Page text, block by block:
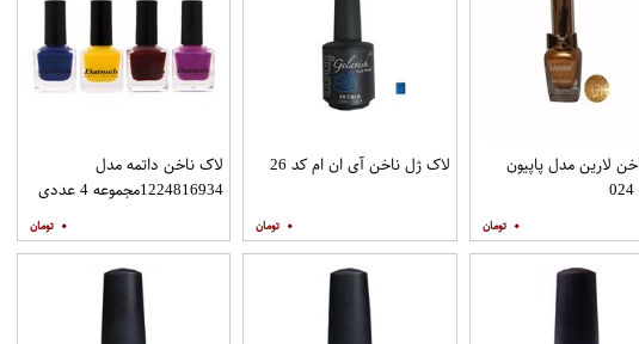
لارین مدل پاپیون
۰
لاک ژل ناخن آی ان ام کد 26
۰
لاک ناخن داتمه مدل
1224816934مجموعه 4 عددی
۰